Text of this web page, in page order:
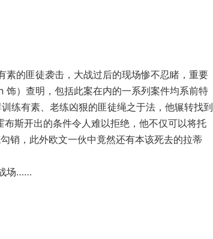
的匪徒袭击，大战过后的现场惨不忍睹，重要
）查明，包括此案在内的一系列案件均系前特
练有素、老练凶狠的匪徒绳之于法，他辗转找到
斯开出的条件令人难以拒绝，他不仅可以将托
销，此外欧文一伙中竟然还有本该死去的拉蒂
场……